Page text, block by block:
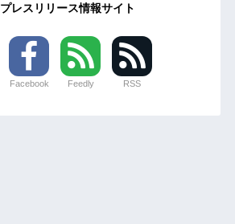
レスリリース情報サイト
Facebook Feedly RSS